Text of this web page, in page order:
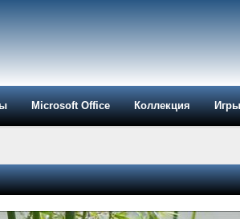
Microsoft Office Коллекция Игры